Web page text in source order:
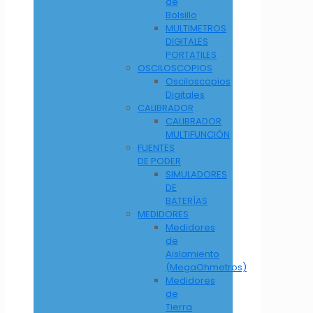
Bolsillo
MULTIMETROS
DIGITALES
PORTATILES
OSCILOSCOPIOS
Osciloscopios
Digitales
CALIBRADOR
CALIBRADOR
MULTIFUNCIÓN
FUENTES
DE PODER
SIMULADORES
DE
BATERÍAS
MEDIDORES
Medidores
de
Aislamiento
(MegaOhmetros)
Medidores
de
Tierra